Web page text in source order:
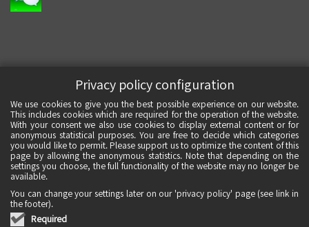
Privacy policy configuration
We use cookies to give you the best possible experience on our website.
This includes cookies which are required for the operation of the website.
With your consent we also use cookies to display external content or for
anonymous statistical purposes. You are free to decide which categories
you would like to permit. Please support us to optimize the content of this
page by allowing the anonymous statistics. Note that depending on the
settings you choose, the full functionality of the website may no longer be
available.
You can change your settings later on our 'privacy policy' page (see link in
the footer).
Required